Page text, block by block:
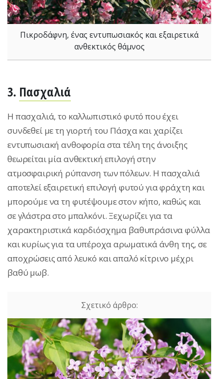
Πικροδάφνη, ένας εντυπωσιακός και εξαιρετικά
ανθεκτικός θάμνος
3. Πασχαλιά
Η πασχαλιά, το καλλωπιστικό φυτό που έχει
συνδεθεί με τη γιορτή του Πάσχα και χαρίζει
εντυπωσιακή ανθοφορία στα τέλη της άνοιξης
θεωρείται μία ανθεκτική επιλογή στην
ατμοσφαιρική ρύπανση των πόλεων. Η πασχαλιά
αποτελεί εξαιρετική επιλογή φυτού για φράχτη και
μπορούμε να τη φυτέψουμε στον κήπο, καθώς και
σε γλάστρα στο μπαλκόνι. Ξεχωρίζει για τα
χαρακτηριστικά καρδιόσχημα βαθυπράσινα φύλλα
και κυρίως για τα υπέροχα αρωματικά άνθη της, σε
αποχρώσεις από λευκό και απαλό κίτρινο μέχρι
βαθύ μωβ.